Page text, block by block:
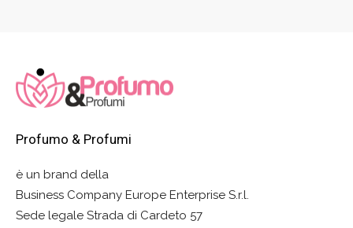
a
679,00 €
Profumo & Profumi
è un brand della
Business Company Europe Enterprise S.r.l.
Sede legale Strada di Cardeto 57